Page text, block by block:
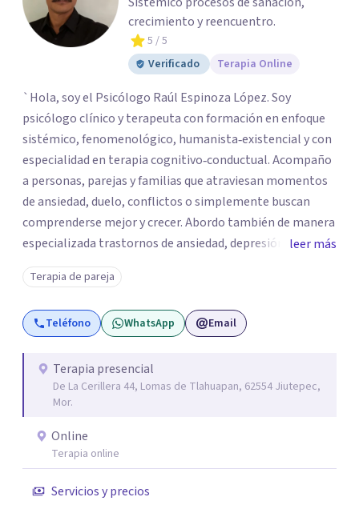
crecimiento y reencuentro.
5 / 5
Verificado
Terapia Online
`Hola, soy el Psicólogo Raúl Espinoza López. Soy
psicólogo clínico y terapeuta con formación en enfoque
sistémico, fenomenológico, humanista‑existencial y con
especialidad en terapia cognitivo‑conductual. Acompaño
a personas, parejas y familias que atraviesan momentos
de ansiedad, duelo, conflictos o simplemente buscan
comprenderse mejor y crecer. Abordo también de manera
especializada trastornos de ansiedad, depresión,
trastornos de atención e hiperactividad, trastornos del
estado de ánimo, problemas emocionales y
conductuales, así como dificultades en el manejo del
estrés y las emociones. Mi espacio es seguro, respetuoso
mi labor es escucharte con atención, acompañarte a dar
sentido a lo que vives y construir juntos caminos hacia tu
bienestar. Gracias por confiar en este camino.`
leer más
Terapia de pareja
Teléfono WhatsApp Email
Terapia presencial
De La Cerillera 44, Lomas de Tlahuapan, 62554 Jiutepec,
Mor.
Online
Terapia online
Servicios y precios